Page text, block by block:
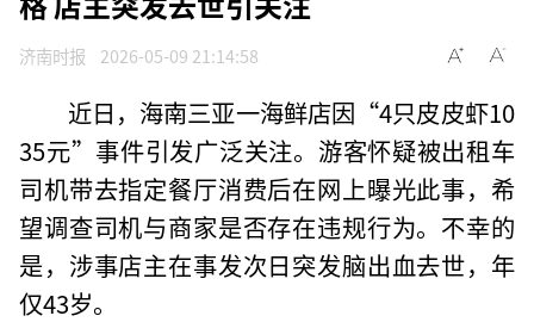
济南时报 2026-05-09 21:14:58
近日，海南三亚一海鲜店因“4只皮皮虾10
35元”事件引发广泛关注。游客怀疑被出租车
司机带去指定餐厅消费后在网上曝光此事，希
望调查司机与商家是否存在违规行为。不幸的
是，涉事店主在事发次日突发脑出血去世，年
仅43岁。